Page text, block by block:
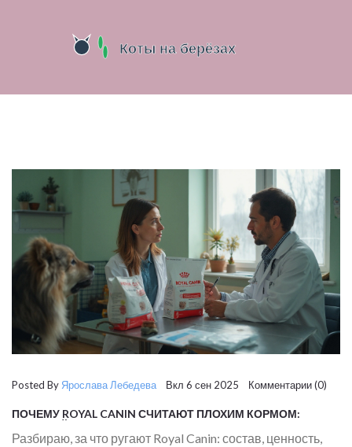
Posted By Ярослава Лебедева Вкл 6 сен 2025 Комментарии (0)
ПОЧЕМУ ROYAL CANIN СЧИТАЮТ ПЛОХИМ КОРМОМ:
Разбираю, за что ругают Royal Canin: состав, ценность,